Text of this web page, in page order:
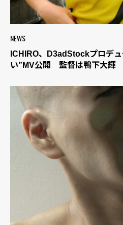
NEWS
ICHIRO、D3adStockプロデ
い”MV公開 監督は鴨下大輝